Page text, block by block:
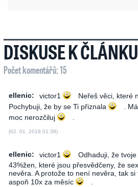
DISKUSE K ČLÁNKU
Počet komentářů: 15
ellenic: victor1
Neřeš věci, které
Pochybuji, že by se Ti přiznala
.
moc nerozčiluj
.
(02. 01. 2018 01:38)
ellenic: victor1
Odhaduji, že
43%žen, které jsou přesvědčeny, že
nevěra. A protože to není nevěra, tak
aspoň 10x za měsíc
.